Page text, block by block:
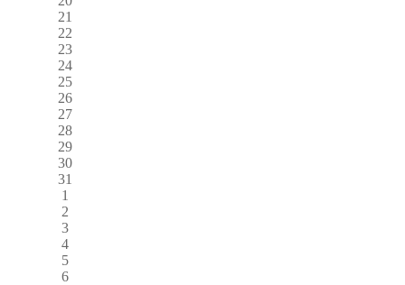
21
22
23
24
25
26
27
28
29
30
31
1
2
3
4
5
6